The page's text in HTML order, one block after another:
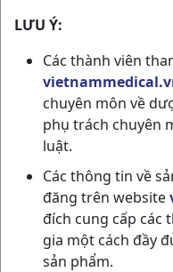
LƯU Ý:
Các thành viên
chuyên môn về
phụ trách chuyên
luật.
Các thông tin về
đăng trên website
đích cung cấp các
gia một cách đầy
sản phẩm.